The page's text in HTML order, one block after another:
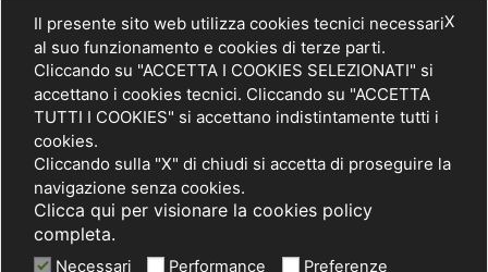
Tel. 389 1492573
SEGUICI
X
Il presente sito web utilizza cookies tecnici necessari
al suo funzionamento e cookies di terze parti.
Cliccando su "ACCETTA I COOKIES SELEZIONATI" si
accettano i cookies tecnici. Cliccando su "ACCETTA
TUTTI I COOKIES" si accettano indistintamente tutti i
cookies.
Cliccando sulla "X" di chiudi si accetta di proseguire la
navigazione senza cookies.
Clicca qui per visionare la cookies policy
completa.
Necessari Performance Preferenze